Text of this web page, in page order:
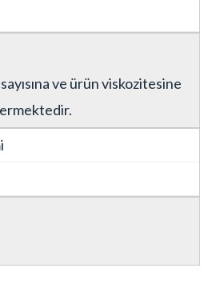
ve ürün viskozitesine